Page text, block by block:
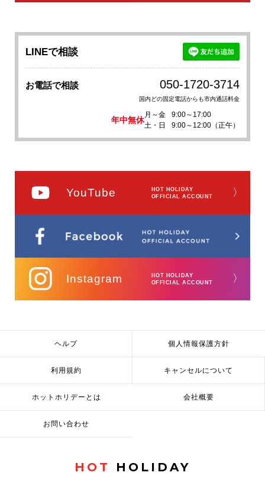
LINEで相談
お電話で相談 050-1720-3714
国内どの固定電話からも市内通話料金
年中無休
月～金
9:00～17:00
土・日
9:00～12:00（正午）
YouTube
HOT HOLIDAY
OFFICIAL ACCOUNT
〉
Instagram
HOT HOLIDAY
OFFICIAL ACCOUNT
〉
ヘルプ 個人情報保護方針
利用規約 キャンセルについて
ホットホリデーとは 会社概要
お問い合わせ
HOT HOLIDAY